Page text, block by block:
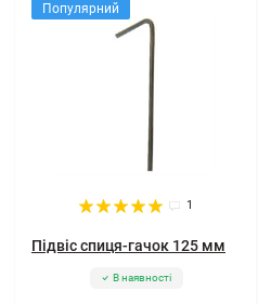
Популярний
1
Підвіс спиця-гачок 125 мм
В наявності